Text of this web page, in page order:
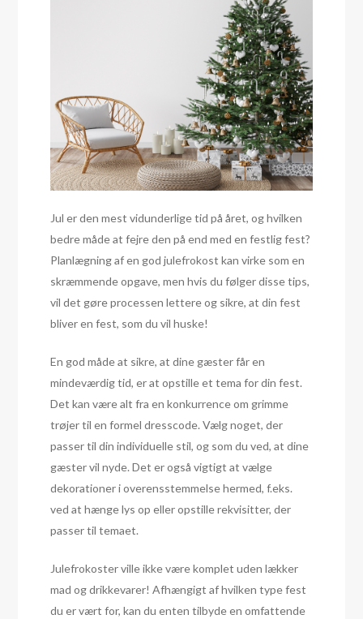
Jul er den mest vidunderlige tid på året, og hvilken
bedre måde at fejre den på end med en festlig fest?
Planlægning af en god julefrokost kan virke som en
skræmmende opgave, men hvis du følger disse tips,
vil det gøre processen lettere og sikre, at din fest
bliver en fest, som du vil huske!
En god måde at sikre, at dine gæster får en
mindeværdig tid, er at opstille et tema for din fest.
Det kan være alt fra en konkurrence om grimme
trøjer til en formel dresscode. Vælg noget, der
passer til din individuelle stil, og som du ved, at dine
gæster vil nyde. Det er også vigtigt at vælge
dekorationer i overensstemmelse hermed, f.eks.
ved at hænge lys op eller opstille rekvisitter, der
passer til temaet.
Julefrokoster ville ikke være komplet uden lækker
mad og drikkevarer! Afhængigt af hvilken type fest
du er vært for, kan du enten tilbyde en omfattende